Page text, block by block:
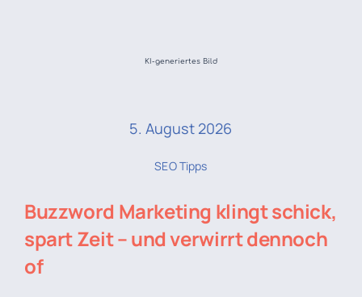
KI-generiertes Bild
5. August 2026
SEO Tipps
Buzzword Marketing klingt schick,
spart Zeit – und verwirrt dennoch
of